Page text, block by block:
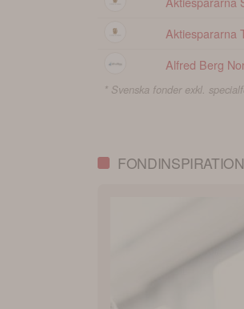
Aktiespararna
Alfred Berg
* Svenska fonder exkl.
FONDINSPIRATION